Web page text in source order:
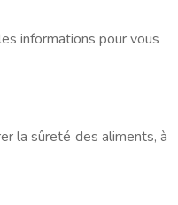
informations pour vous
la sûreté des aliments, à